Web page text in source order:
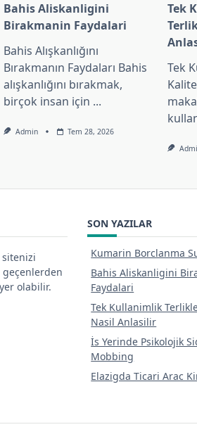
Bahis Aliskanligini
Birakmanin Faydalari
Bahis Alışkanlığını
Bırakmanın Faydaları Bahis
alışkanlığını bırakmak,
birçok insan için ...
Admin Tem 28, 2026
Tek
Tek
sitenizi
geçenlerden
olabilir.
SON YAZILAR
Kumarin Borclanma
Bahis Aliskanligini
Faydalari
Tek Kullanimlik
Nasil Anlasilir
İs Yerinde Psikolojik
Mobbing
Elazigda Ticari Arac